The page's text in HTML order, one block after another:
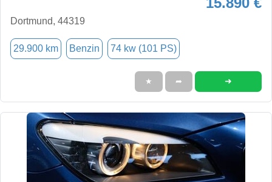
Dortmund, 44319
29.900 km Benzin 74 kw (101 PS)
★ ➦ ➜